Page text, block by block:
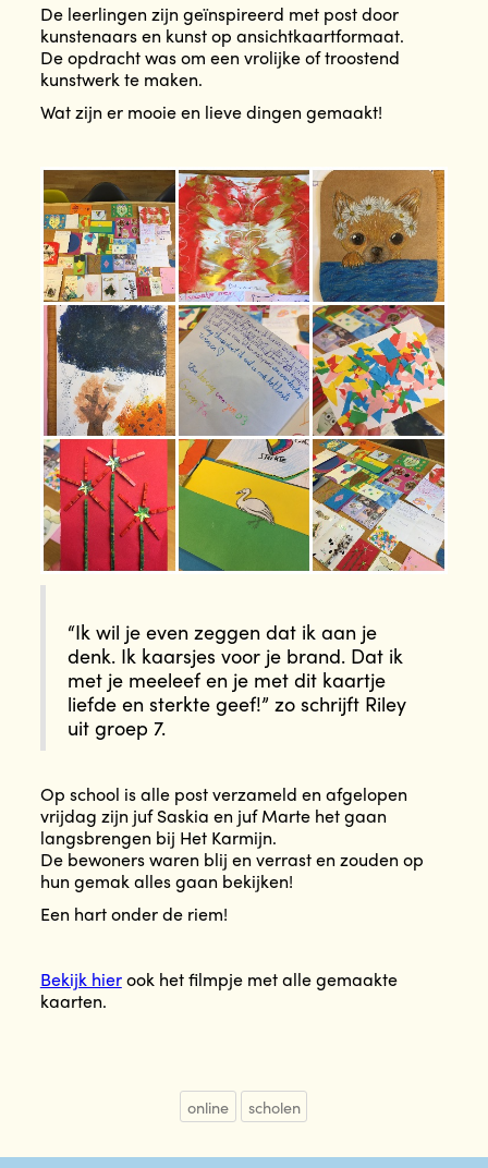
De leerlingen zijn geïnspireerd met post door
kunstenaars en kunst op ansichtkaartformaat.
De opdracht was om een vrolijke of troostend
kunstwerk te maken.
Wat zijn er mooie en lieve dingen gemaakt!
“Ik wil je even zeggen dat ik aan je
denk. Ik kaarsjes voor je brand. Dat ik
met je meeleef en je met dit kaartje
liefde en sterkte geef!” zo schrijft Riley
uit groep 7.
Op school is alle post verzameld en afgelopen
vrijdag zijn juf Saskia en juf Marte het gaan
langsbrengen bij Het Karmijn.
De bewoners waren blij en verrast en zouden op
hun gemak alles gaan bekijken!
Een hart onder de riem!
Bekijk hierook het filmpje met alle gemaakte
kaarten.
online scholen